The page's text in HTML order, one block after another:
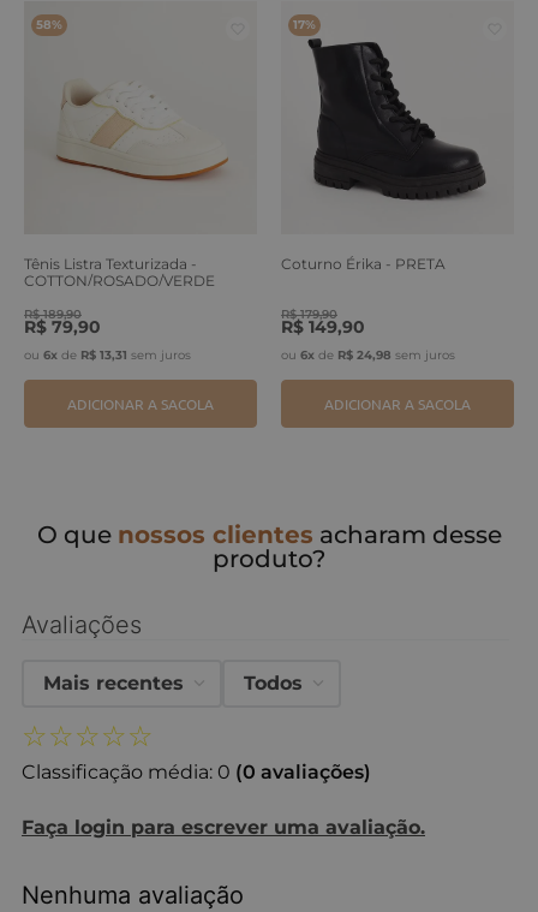
58%
Tênis Listra Texturizada -
COTTON/ROSADO/VERDE
R$ 189,90
R$ 79,90
ou 6x de R$ 13,31 sem juros
ADICIONAR A SACOLA
17%
Coturno Érika - PRETA
R$ 179,90
R$ 149,90
ou 6x de R$ 24,98 sem juros
ADICIONAR A SACOLA
O que nossos clientes acharam desse
produto?
Avaliações
☆☆☆☆☆
Classificação média: 0 (0 avaliações)
Faça login para escrever uma avaliação.
Mais recentes Todos
Nenhuma avaliação